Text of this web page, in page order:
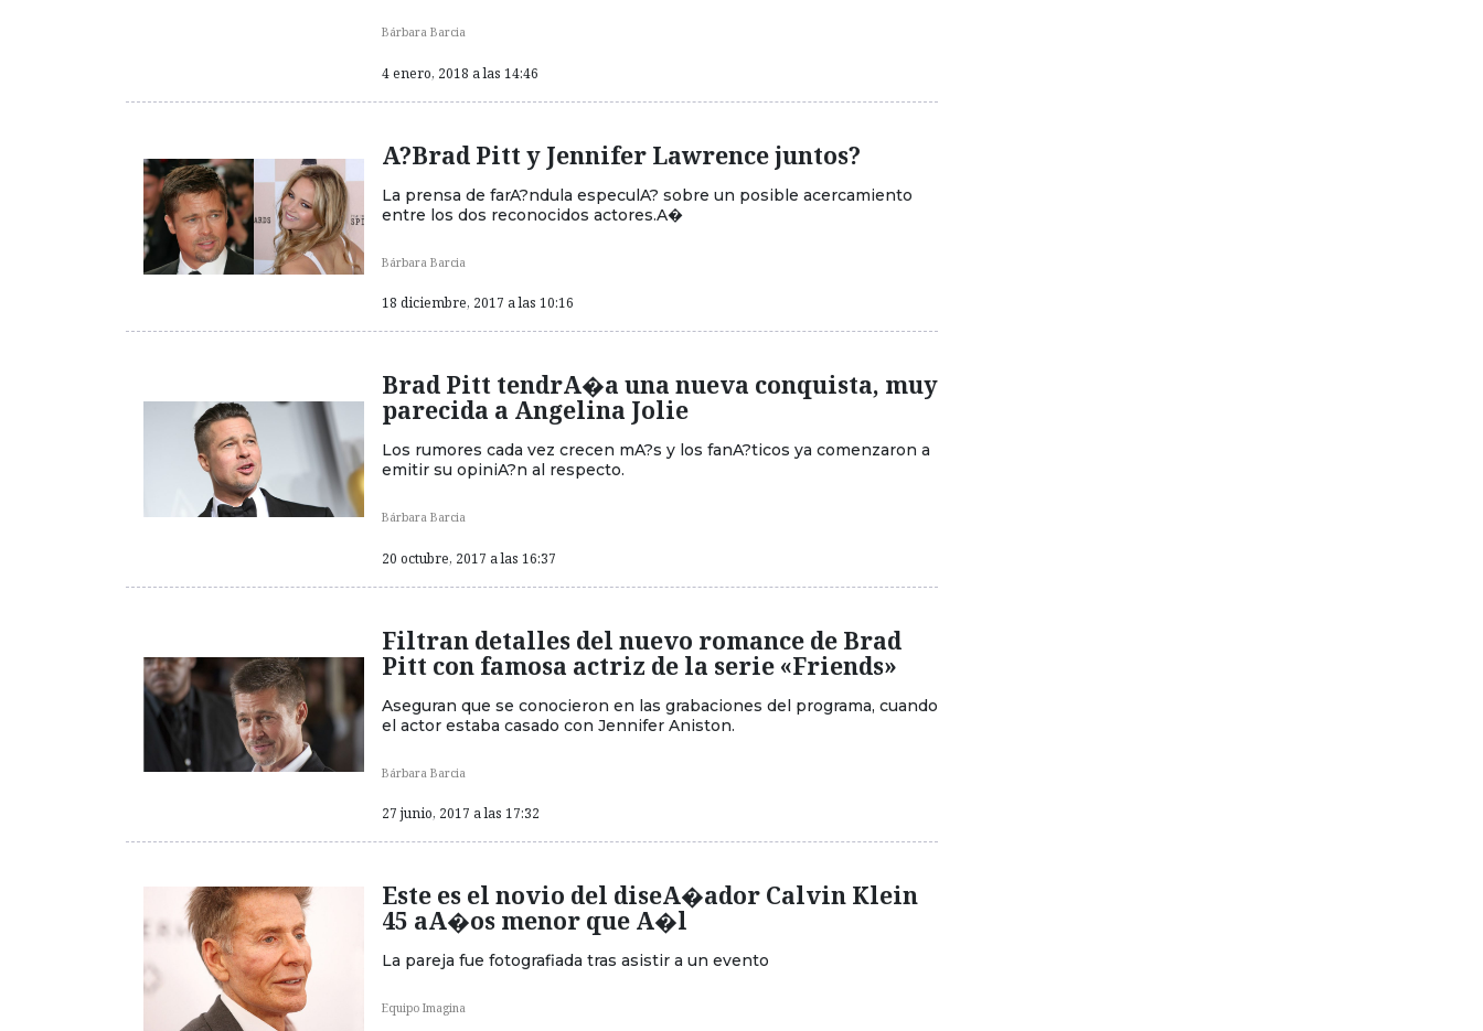
Bárbara Barcia
4 enero, 2018 a las 14:46
A?Brad Pitt y Jennifer Lawrence juntos?
La prensa de farA?ndula especulA? sobre un posible acercamiento
entre los dos reconocidos actores.A�
Bárbara Barcia
18 diciembre, 2017 a las 10:16
Brad Pitt tendrA�a una nueva conquista, muy
parecida a Angelina Jolie
Los rumores cada vez crecen mA?s y los fanA?ticos ya comenzaron a
emitir su opiniA?n al respecto.
Bárbara Barcia
20 octubre, 2017 a las 16:37
Filtran detalles del nuevo romance de Brad
Pitt con famosa actriz de la serie «Friends»
Aseguran que se conocieron en las grabaciones del programa, cuando
el actor estaba casado con Jennifer Aniston.
Bárbara Barcia
27 junio, 2017 a las 17:32
Este es el novio del diseA�ador Calvin Klein
45 aA�os menor que A�l
La pareja fue fotografiada tras asistir a un evento
Equipo Imagina